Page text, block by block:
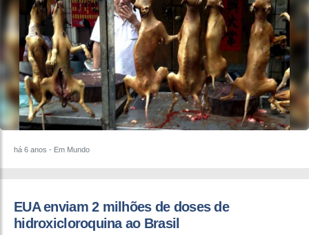
há 6 anos - Em Mundo
EUA enviam 2 milhões de doses de
hidroxicloroquina ao Brasil